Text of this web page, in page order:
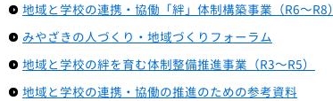
地域と学校の連携・協働「絆」体制構築事業（R6～R8）
みやざきの人づくり・地域づくりフォーラム
地域と学校の絆を育む体制整備推進事業（R3～R5）
地域と学校の連携・協働の推進のための参考資料